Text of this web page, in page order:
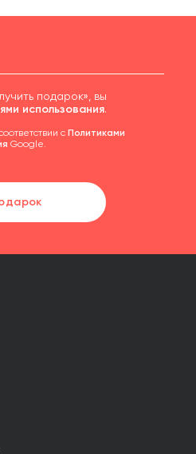
подарок», вы
использования.
с Политиками
Google.